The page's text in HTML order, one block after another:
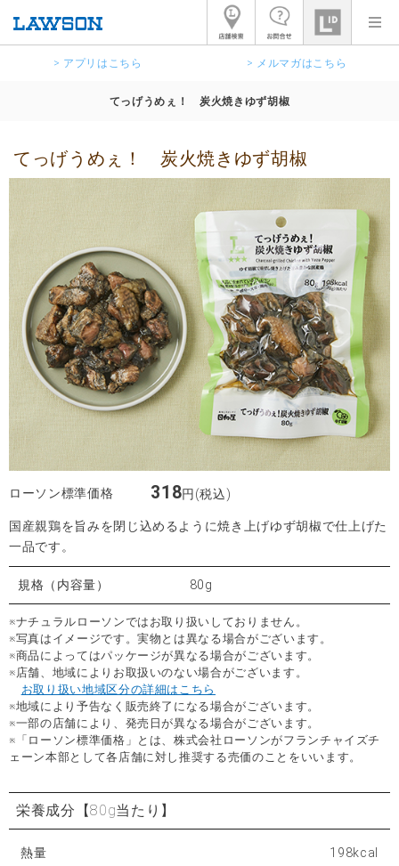
> アプリはこちら > メルマガはこちら
てっげうめぇ！ 炭火焼きゆず胡椒
てっげうめぇ！ 炭火焼きゆず胡椒
ローソン標準価格 318円(税込)
国産親鶏を旨みを閉じ込めるように焼き上げゆず胡椒で仕上げた
一品です。
規格（内容量） 80g
※ナチュラルローソンではお取り扱いしておりません。
※写真はイメージです。実物とは異なる場合がございます。
※商品によってはパッケージが異なる場合がございます。
※店舗、地域によりお取扱いのない場合がございます。
お取り扱い地域区分の詳細はこちら
※地域により予告なく販売終了になる場合がございます。
※一部の店舗により、発売日が異なる場合がございます。
※「ローソン標準価格」とは、株式会社ローソンがフランチャイズチ
ェーン本部として各店舗に対し推奨する売価のことをいいます。
栄養成分 【80g当たり】
熱量 198kcal